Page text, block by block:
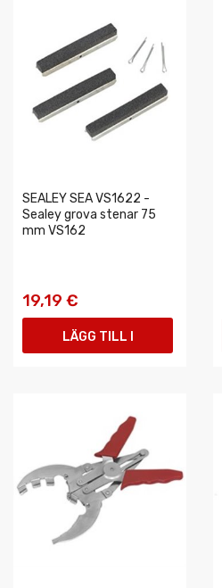
SEALEY SEA VS1622 -
Sealey grova stenar 75
mm VS162
19,19 €
LÄGG TILL I